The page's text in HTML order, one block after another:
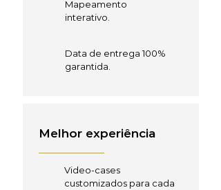
Mapeamento
interativo.
Data de entrega 100%
garantida.
Melhor experiência
Video-cases
customizados para cada